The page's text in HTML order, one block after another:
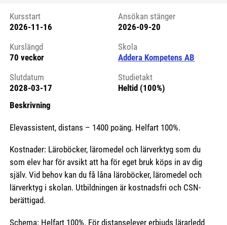
Kursstart 6154149
Kursstart
2026-11-16
Ansökan stänger
2026-09-20
Kurslängd
70 veckor
Skola
Addera Kompetens AB
Slutdatum
2028-03-17
Studietakt
Heltid (100%)
Beskrivning
Elevassistent, distans – 1400 poäng. Helfart 100%.
Kostnader: Läroböcker, läromedel och lärverktyg som du
som elev har för avsikt att ha för eget bruk köps in av dig
själv. Vid behov kan du få låna läroböcker, läromedel och
lärverktyg i skolan. Utbildningen är kostnadsfri och CSN-
berättigad.
Schema: Helfart 100%. För distanselever erbjuds lärarledd